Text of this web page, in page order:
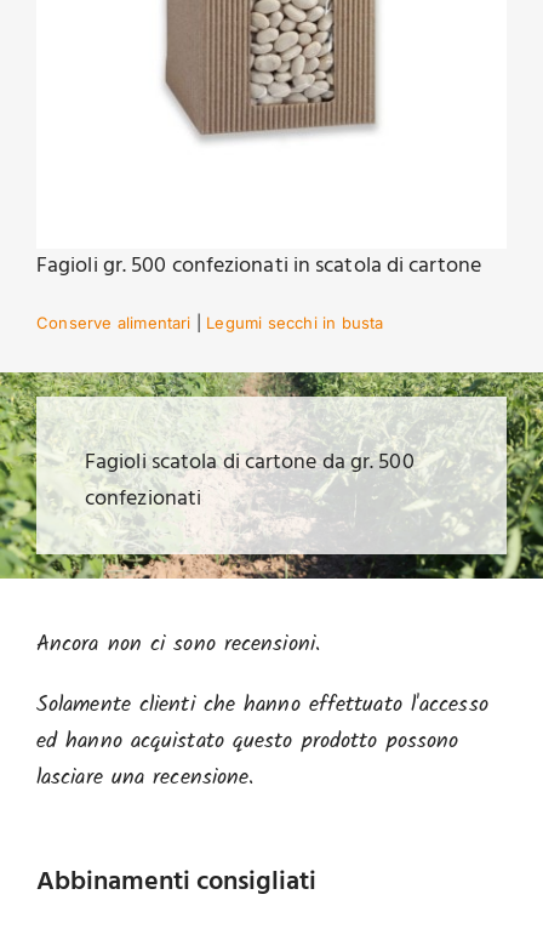
Fagioli gr. 500 confezionati in scatola di cartone
Conserve alimentari Legumi secchi in busta
Fagioli scatola di cartone da gr. 500
confezionati
Ancora non ci sono recensioni.
Solamente clienti che hanno effettuato l'accesso
ed hanno acquistato questo prodotto possono
lasciare una recensione.
Abbinamenti consigliati